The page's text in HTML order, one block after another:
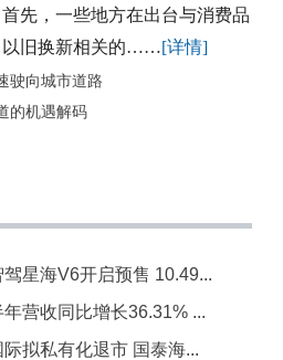
首先，一些地方在出台与消费品
以旧换新相关的……[详情]
驶向城市道路
的机遇解码
星海V6开启预售 10.49...
营收同比增长36.31% ...
际拟私有化退市 国泰海...